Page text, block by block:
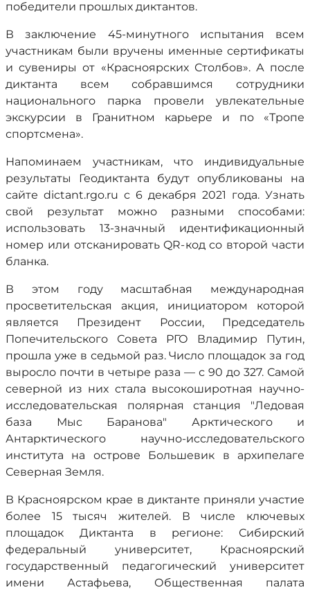
победители прошлых диктантов.
В заключение 45-минутного испытания всем
участникам были вручены именные сертификаты
и сувениры от «Красноярских Столбов». А после
диктанта всем собравшимся сотрудники
национального парка провели увлекательные
экскурсии в Гранитном карьере и по «Тропе
спортсмена».
Напоминаем участникам, что индивидуальные
результаты Геодиктанта будут опубликованы на
сайте dictant.rgo.ru с 6 декабря 2021 года. Узнать
свой результат можно разными способами:
использовать 13-значный идентификационный
номер или отсканировать QR-код со второй части
бланка.
В этом году масштабная международная
просветительская акция, инициатором которой
является Президент России, Председатель
Попечительского Совета РГО Владимир Путин,
прошла уже в седьмой раз. Число площадок за год
выросло почти в четыре раза — с 90 до 327. Самой
северной из них стала высокоширотная научно-
исследовательская полярная станция "Ледовая
база Мыс Баранова" Арктического и
Антарктического научно-исследовательского
института на острове Большевик в архипелаге
Северная Земля.
В Красноярском крае в диктанте приняли участие
более 15 тысяч жителей. В числе ключевых
площадок Диктанта в регионе: Сибирский
федеральный университет, Красноярский
государственный педагогический университет
имени Астафьева, Общественная палата